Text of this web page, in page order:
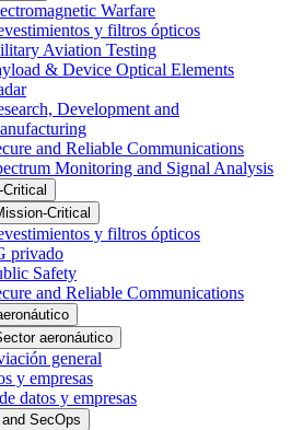
Warfare
y filtros ópticos
Aviation Testing
& Device Optical Elements
Development and
and Reliable Communications
Monitoring and Signal Analysis
Critical
y filtros ópticos
privado
Safety
and Reliable Communications
aeronáutico
general
y empresas
datos y empresas
SecOps